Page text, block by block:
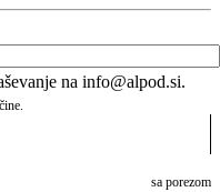
na info@alpod.si.
sa porezom